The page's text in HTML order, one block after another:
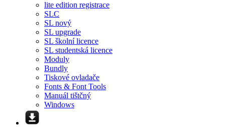
lite edition registrace
SLC
SL nový
SL upgrade
SL školní licence
SL studentská licence
Moduly
Bundly
Tiskové ovladače
Fonts & Font Tools
Manuál tištčný
Windows